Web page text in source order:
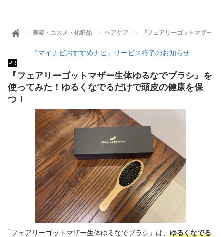
美容・コスメ・化粧品 ヘアケア 『フェアリーゴットマザー
『マイナビおすすめナビ』サービス終了のお知らせ
PR
『フェアリーゴットマザー生体ゆるなでブラシ』を
使ってみた！ゆるくなでるだけで頭皮の健康を保
つ！
「フェアリーゴットマザー生体ゆるなでブラシ」は、 ゆるくなでる